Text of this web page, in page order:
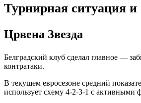
Турнирная ситуация
Црвена Звезда
Белградский клуб сделал главное —
контратаки.
В текущем евросезоне средний
использует схему 4-2-3-1 с